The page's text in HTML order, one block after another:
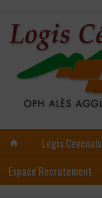
Logis Cévenols
Espace Recrutement